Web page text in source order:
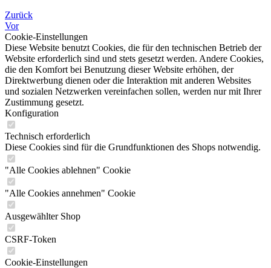
Zurück
Vor
Cookie-Einstellungen
Diese Website benutzt Cookies, die für den technischen Betrieb der
Website erforderlich sind und stets gesetzt werden. Andere Cookies,
die den Komfort bei Benutzung dieser Website erhöhen, der
Direktwerbung dienen oder die Interaktion mit anderen Websites
und sozialen Netzwerken vereinfachen sollen, werden nur mit Ihrer
Zustimmung gesetzt.
Konfiguration
Technisch erforderlich
Diese Cookies sind für die Grundfunktionen des Shops notwendig.
"Alle Cookies ablehnen" Cookie
"Alle Cookies annehmen" Cookie
Ausgewählter Shop
CSRF-Token
Cookie-Einstellungen